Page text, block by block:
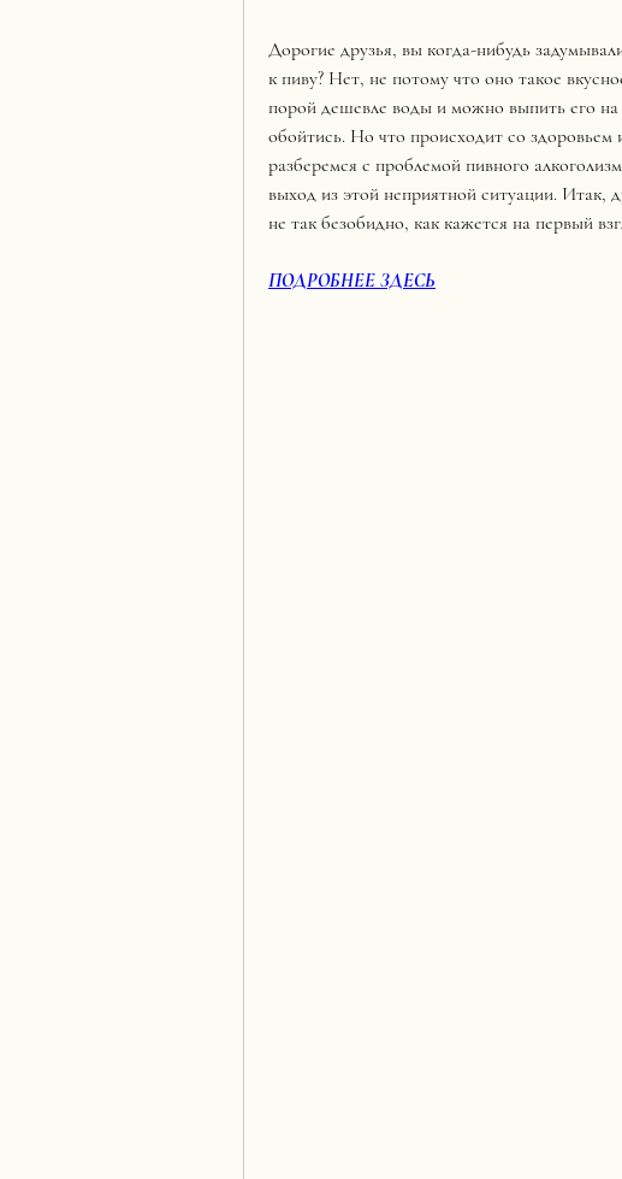
Дорогие друзья, вы когда-нибудь
к пиву? Нет, не потому что оно такое
порой дешевле воды и можно выпить его на
обойтись. Но что происходит со
разберемся с проблемой пивного
выход из этой неприятной ситуации. Итак,
не так безобидно, как кажется на первый
ПОДРОБНЕЕ ЗДЕСЬ